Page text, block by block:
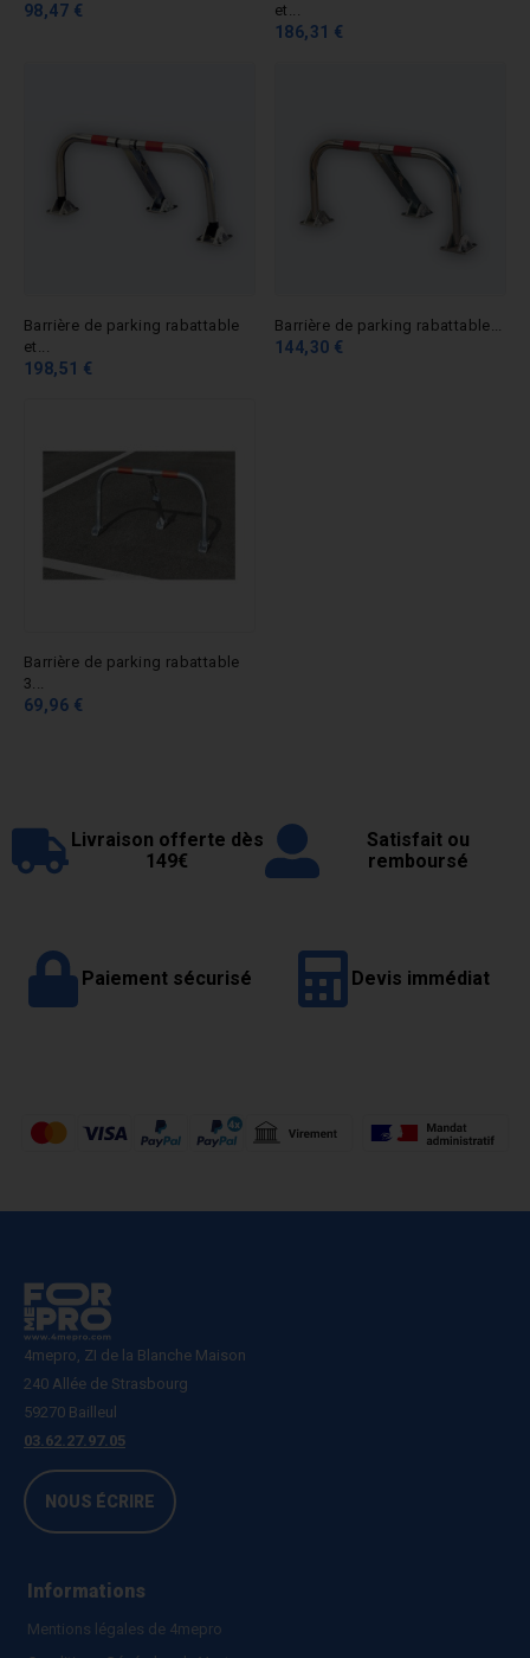
98,47 €
et...
186,31 €
Barrière de parking rabattable
et...
198,51 €
Barrière de parking rabattable...
144,30 €
Barrière de parking rabattable
3...
69,96 €
Livraison offerte dès
149€
Satisfait ou
remboursé
Paiement sécurisé Devis immédiat
4mepro, ZI de la Blanche Maison
240 Allée de Strasbourg
59270 Bailleul
03.62.27.97.05
NOUS ÉCRIRE
Informations
Mentions légales de 4mepro